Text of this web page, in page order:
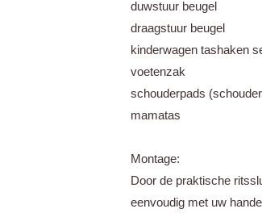
duwstuur beugel
draagstuur beugel
kinderwagen tashaken
voetenzak
schouderpads
mamatas
Montage:
Door de praktische
eenvoudig met uw